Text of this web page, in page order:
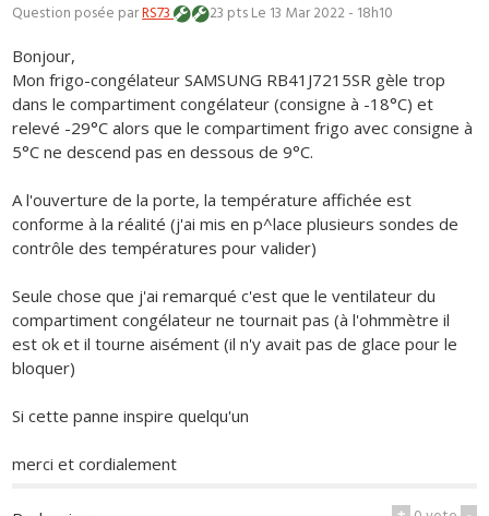
Question posée parRS73 23 ptsLe 13 Mar 2022 - 18h10
Bonjour,
Mon frigo-congélateur SAMSUNG RB41J7215SR gèle trop
dans le compartiment congélateur (consigne à -18°C) et
relevé -29°C alors que le compartiment frigo avec consigne à
5°C ne descend pas en dessous de 9°C.
A l'ouverture de la porte, la température affichée est
conforme à la réalité (j'ai mis en p^lace plusieurs sondes de
contrôle des températures pour valider)
Seule chose que j'ai remarqué c'est que le ventilateur du
compartiment congélateur ne tournait pas (à l'ohmmètre il
est ok et il tourne aisément (il n'y avait pas de glace pour le
bloquer)
Si cette panne inspire quelqu'un
merci et cordialement